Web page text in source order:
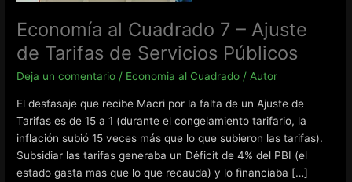
Economía al Cuadrado 7 – Ajuste
de Tarifas de Servicios Públicos
Deja un comentario / Economia al Cuadrado / Autor
El desfasaje que recibe Macri por la falta de un Ajuste de
Tarifas es de 15 a 1 (durante el congelamiento tarifario, la
inflación subió 15 veces más que lo que subieron las tarifas).
Subsidiar las tarifas generaba un Déficit de 4% del PBI (el
estado gasta mas que lo que recauda) y lo financiaba […]